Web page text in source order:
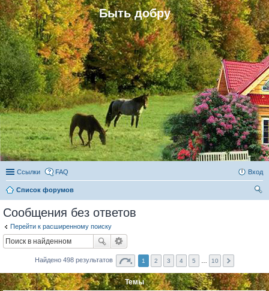
Быть добру
Ссылки FAQ Вход
Список форумов
Сообщения без ответов
Перейти к расширенному поиску
Найдено 498 результатов 1 2 3 4 5 10
Темы